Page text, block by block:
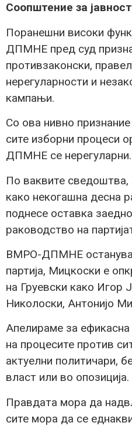
Соопштение за јавност
Поранешни високи
ДПМНЕ пред суд
противзаконски,
нерегуларности и
кампањи.
Со ова нивно
сите изборни процеси
ДПМНЕ се нерегуларни.
По ваквите сведоштва,
како некогашна десна
поднесе оставка
раководство на
ВМРО-ДПМНЕ
партија, Мицкоски е
на Груевски како Игор
Николоски, Антонијо
Апелираме за
на процесите против
актуелни политичари,
власт или во опозиција.
Правдата мора да
сите мора да се